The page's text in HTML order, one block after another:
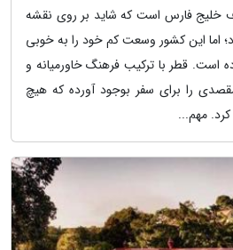
خلیج فارس است که شاید بر روی نقشه
اما این کشور وسعت کم خود را به خوبی
است. قطر با ترکیب فرهنگ خاورمیانه و
را برای سفر بوجود آورده که هیچ
مهم...